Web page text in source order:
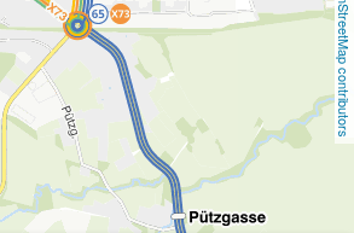
OpenStreetMap contributors